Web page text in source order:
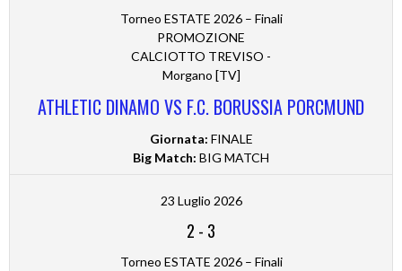
Torneo ESTATE 2026 – Finali
PROMOZIONE
CALCIOTTO TREVISO -
Morgano [TV]
ATHLETIC DINAMO VS F.C. BORUSSIA PORCMUND
Giornata: FINALE
Big Match: BIG MATCH
23 Luglio 2026
2 - 3
Torneo ESTATE 2026 – Finali